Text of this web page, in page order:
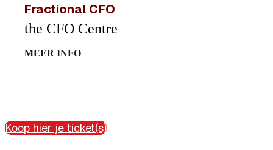
Fractional CFO
the CFO Centre
MEER INFO
Koop hier je ticket(s)